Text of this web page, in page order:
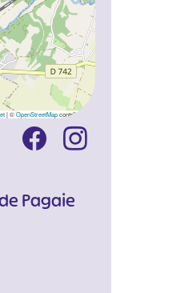
|©OpenStreetMapcontributors
Pagaie